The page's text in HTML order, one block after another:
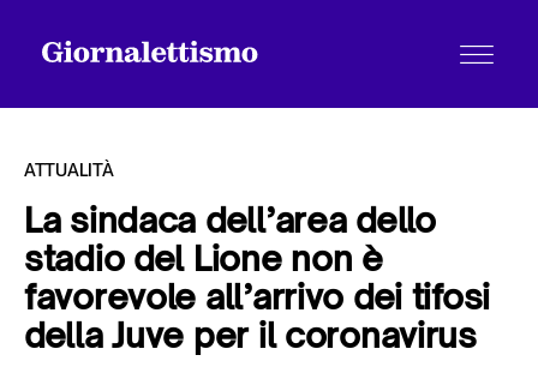
Tutti gli articoli
ATTUALITÀ
La sindaca dell’area dello
stadio del Lione non è
favorevole all’arrivo dei tifosi
della Juve per il coronavirus